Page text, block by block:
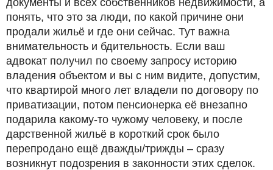
понять, что это за люди, по какой причине они
продали жильё и где они сейчас. Тут важна
внимательность и бдительность. Если ваш
адвокат получил по своему запросу историю
владения объектом и вы с ним видите, допустим,
что квартирой много лет владели по договору по
приватизации, потом пенсионерка её внезапно
подарила какому-то чужому человеку, и после
дарственной жильё в короткий срок было
перепродано ещё дважды/трижды – сразу
возникнут подозрения в законности этих сделок.